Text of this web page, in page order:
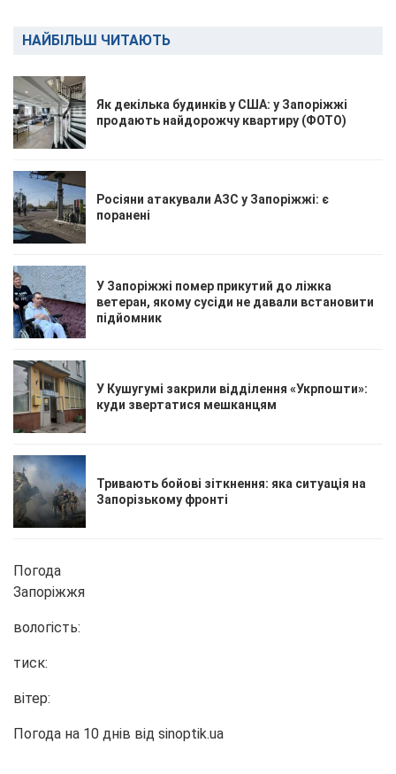
НАЙБІЛЬШ ЧИТАЮТЬ
Як декілька будинків у США: у Запоріжжі
продають найдорожчу квартиру (ФОТО)
Росіяни атакували АЗС у Запоріжжі: є
поранені
У Запоріжжі помер прикутий до ліжка
ветеран, якому сусіди не давали встановити
підйомник
У Кушугумі закрили відділення «Укрпошти»:
куди звертатися мешканцям
Тривають бойові зіткнення: яка ситуація на
Запорізькому фронті
Погода
Запоріжжя
вологість:
тиск:
вітер:
Погода на 10 днів від sinoptik.ua